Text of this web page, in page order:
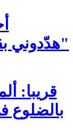
"هدّدوني
قريبا:
بالضلوع